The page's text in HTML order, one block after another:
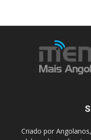
Criado por